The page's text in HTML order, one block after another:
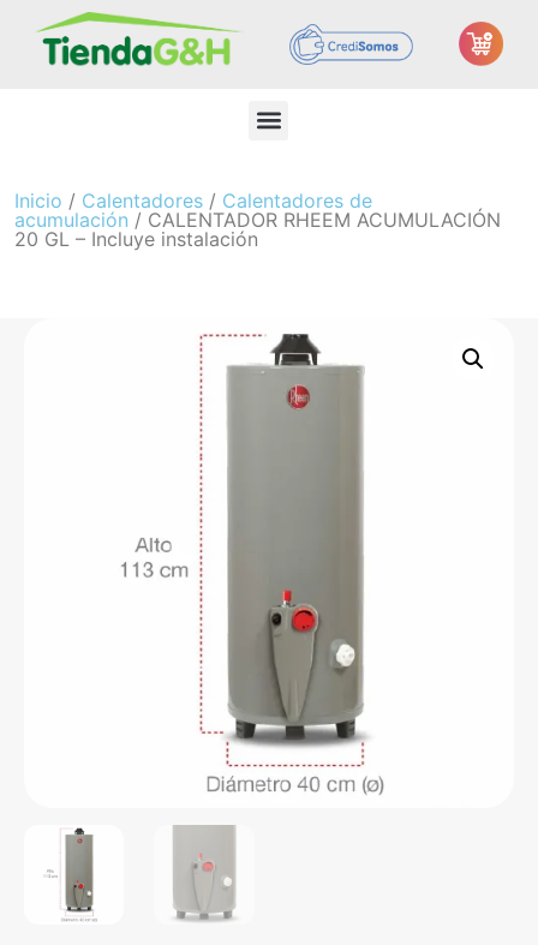
Inicio / Calentadores / Calentadores de
acumulación / CALENTADOR RHEEM ACUMULACIÓN
20 GL – Incluye instalación